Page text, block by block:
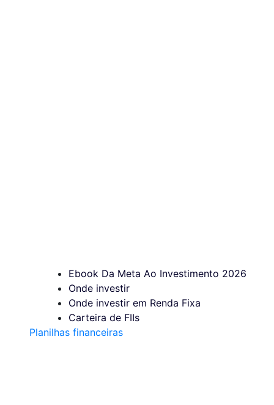
Ebook Da Meta Ao Investimento 2026
Onde investir
Onde investir em Renda Fixa
Carteira de FIIs
Planilhas financeiras